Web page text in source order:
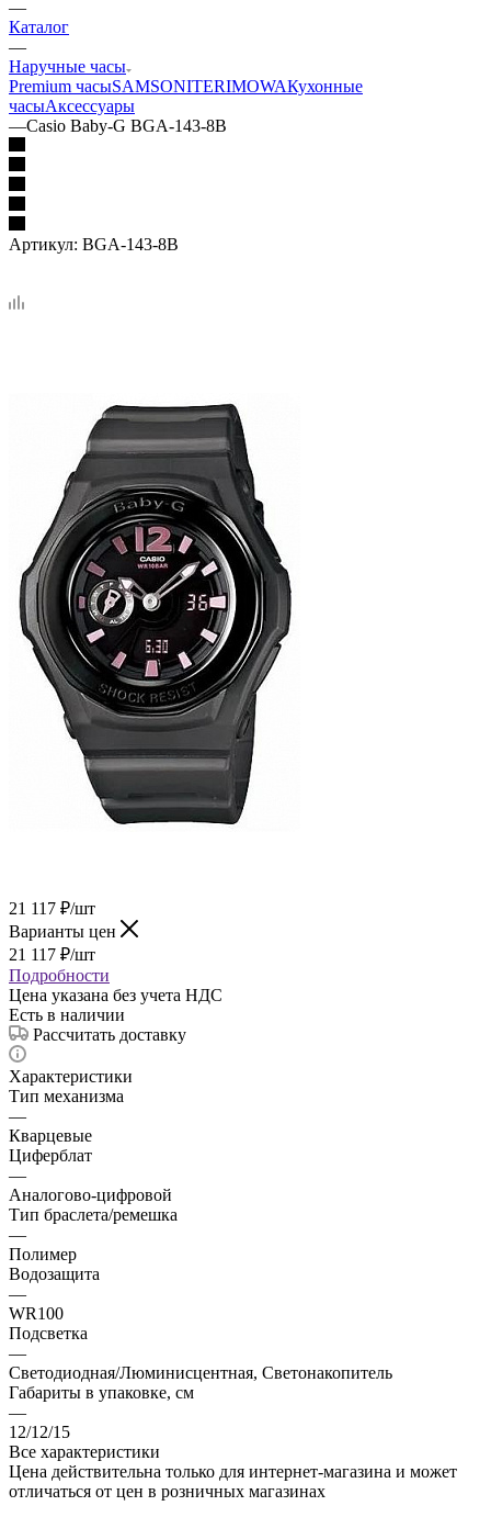
—
Каталог
—
Наручные часы
Premium часыSAMSONITERIMOWAКухонные
часыАксессуары
—Casio Baby-G BGA-143-8B
Артикул: BGA-143-8B
21 117 ₽/шт
Варианты цен
21 117 ₽/шт
Подробности
Цена указана без учета НДС
Есть в наличии
Рассчитать доставку
Характеристики
Тип механизма
—
Кварцевые
Циферблат
—
Аналогово-цифровой
Тип браслета/ремешка
—
Полимер
Водозащита
—
WR100
Подсветка
—
Светодиодная/Люминисцентная, Светонакопитель
Габариты в упаковке, см
—
12/12/15
Все характеристики
Цена действительна только для интернет-магазина и может
отличаться от цен в розничных магазинах